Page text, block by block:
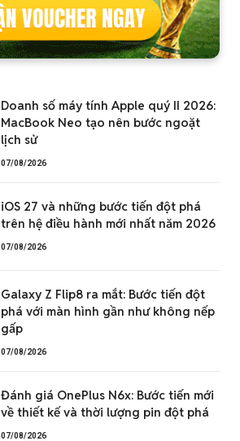
Doanh số máy tính Apple quý II 2026:
MacBook Neo tạo nên bước ngoặt
lịch sử
07/08/2026
iOS 27 và những bước tiến đột phá
trên hệ điều hành mới nhất năm 2026
07/08/2026
Galaxy Z Flip8 ra mắt: Bước tiến đột
phá với màn hình gần như không nếp
gấp
07/08/2026
Đánh giá OnePlus N6x: Bước tiến mới
về thiết kế và thời lượng pin đột phá
07/08/2026